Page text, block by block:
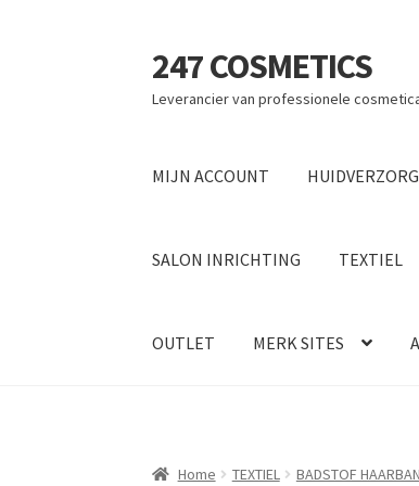
Ga
door
naar
Ga
naar
de
247 COSMETICS
Leverancier van professionele
MIJN ACCOUNT
SALON INRICHTING TEXTIEL
OUTLET MERK SITES
Home TEXTIEL BADSTOF